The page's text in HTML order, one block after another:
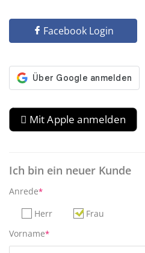
Facebook Login
 Mit Apple anmelden
Ich bin ein neuer Kunde
Anrede*
Herr
Frau
Vorname*